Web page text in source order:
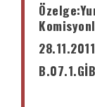
28.11.2011